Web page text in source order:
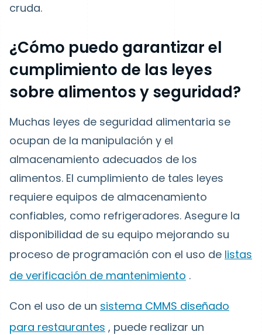
cruda.
¿Cómo puedo garantizar el
cumplimiento de las leyes
sobre alimentos y seguridad?
Muchas leyes de seguridad alimentaria se
ocupan de la manipulación y el
almacenamiento adecuados de los
alimentos. El cumplimiento de tales leyes
requiere equipos de almacenamiento
confiables, como refrigeradores. Asegure la
disponibilidad de su equipo mejorando su
proceso de programación con el uso de listas
de verificación de mantenimiento .
Con el uso de un sistema CMMS diseñado
para restaurantes , puede realizar un